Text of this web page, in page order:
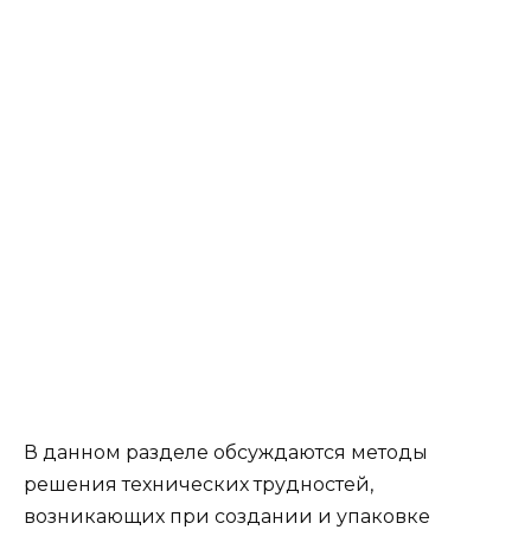
В данном разделе обсуждаются методы
решения технических трудностей,
возникающих при создании и упаковке